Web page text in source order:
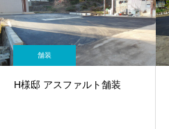
舗装
H様邸 アスファルト舗装